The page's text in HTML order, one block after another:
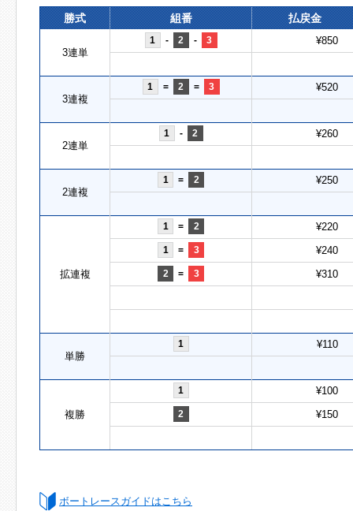
勝式 組番 払戻金
3連単
1 - 2 - 3 ¥850
3連複
1 = 2 = 3 ¥520
2連単
1 - 2 ¥260
2連複
1 = 2 ¥250
拡連複
1 = 2 ¥220
1 = 3 ¥240
2 = 3 ¥310
単勝
1 ¥110
複勝
1 ¥100
2 ¥150
ボートレースガイドはこちら